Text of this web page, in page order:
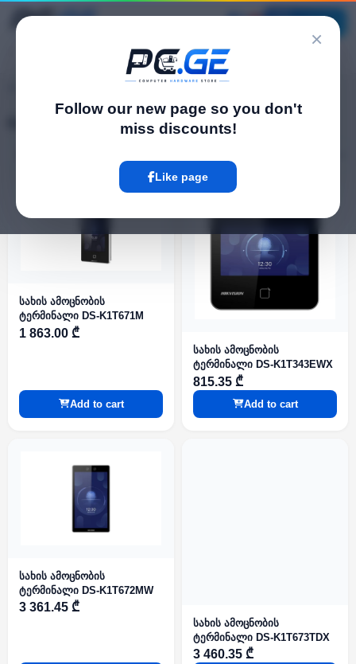
×
Follow our new page so you don't
miss discounts!
Like page
Face Recognition Terminals
სახის ამოცნობის
ტერმინალი DS-K1T671M
1 863.00 ₾
Add to cart
სახის ამოცნობის
ტერმინალი DS-K1T343EWX
815.35 ₾
Add to cart
სახის ამოცნობის
ტერმინალი DS-K1T672MW
3 361.45 ₾
სახის ამოცნობის
ტერმინალი DS-K1T673TDX
3 460.35 ₾